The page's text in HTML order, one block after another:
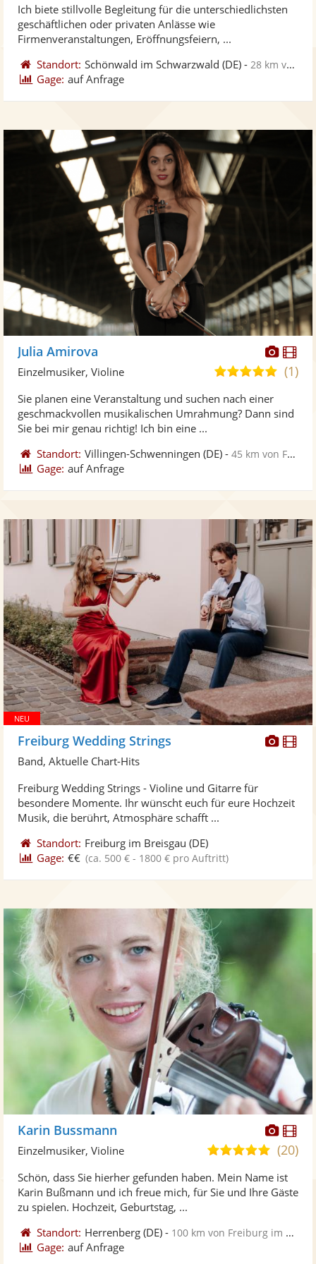
Fotos
5
Ich biete stillvolle Begleitung für die unterschiedlichsten
geschäftlichen oder privaten Anlässe wie
Firmenveranstaltungen, Eröffnungsfeiern, ...
Standort: Schönwald im Schwarzwald (DE) - 28 km von Freiburg im Breisgau
Gage: auf Anfrage
Julia Amirova
5,0(1)
Einzelmusiker, Violine
Sie planen eine Veranstaltung und suchen nach einer
geschmackvollen musikalischen Umrahmung? Dann sind
Sie bei mir genau richtig! Ich bin eine ...
Standort: Villingen-Schwenningen (DE) -45 km von Freiburg im Breisgau
Gage: auf Anfrage
Freiburg Wedding Strings
Band, Aktuelle Chart-Hits
Freiburg Wedding Strings - Violine und Gitarre für
besondere Momente. Ihr wünscht euch für eure Hochzeit
Musik, die berührt, Atmosphäre schafft ...
Standort: Freiburg im Breisgau (DE)
Gage: €€ (ca. 500 € - 1800 € pro Auftritt)
Fotos
Karin Bussmann
5,0
5
(20)
Einzelmusiker, Violine
Schön, dass Sie hierher gefunden haben. Mein Name ist
Karin Bußmann und ich freue mich, für Sie und Ihre Gäste
zu spielen. Hochzeit, Geburtstag, ...
Standort: Herrenberg (DE) - 100 km von Freiburg im Breisgau
Gage: auf Anfrage